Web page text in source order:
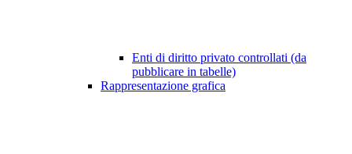
Enti di diritto privato controllati (da
pubblicare in tabelle)
Rappresentazione grafica